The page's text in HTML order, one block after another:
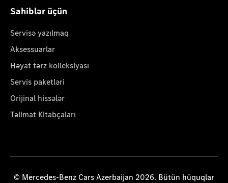
Sahiblər üçün
Servisə yazılmaq
Aksessuarlar
Həyat tərz kolleksiyası
Servis paketləri
Orijinal hissələr
Təlimat Kitabçaları
© Mercedes-Benz Cars Azerbaijan 2026. Bütün hüquqlar